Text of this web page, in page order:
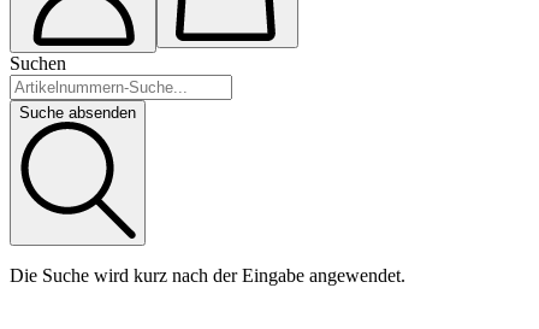
Suchen
Suche absenden
Die Suche wird kurz nach der Eingabe angewendet.